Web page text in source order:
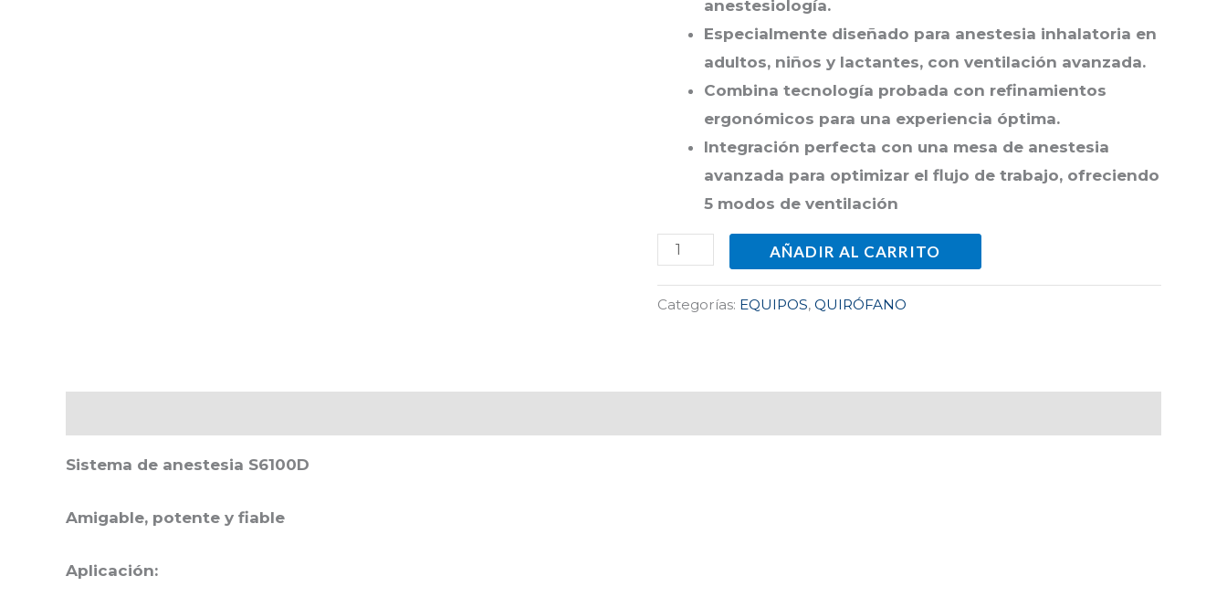
anestesiología.
Especialmente diseñado para anestesia inhalatoria en
adultos, niños y lactantes, con ventilación avanzada.
Combina tecnología probada con refinamientos
ergonómicos para una experiencia óptima.
Integración perfecta con una mesa de anestesia
avanzada para optimizar el flujo de trabajo, ofreciendo
5 modos de ventilación
AÑADIR AL CARRITO
Categorías: EQUIPOS, QUIRÓFANO
Sistema de anestesia S6100D
Amigable, potente y fiable
Aplicación: